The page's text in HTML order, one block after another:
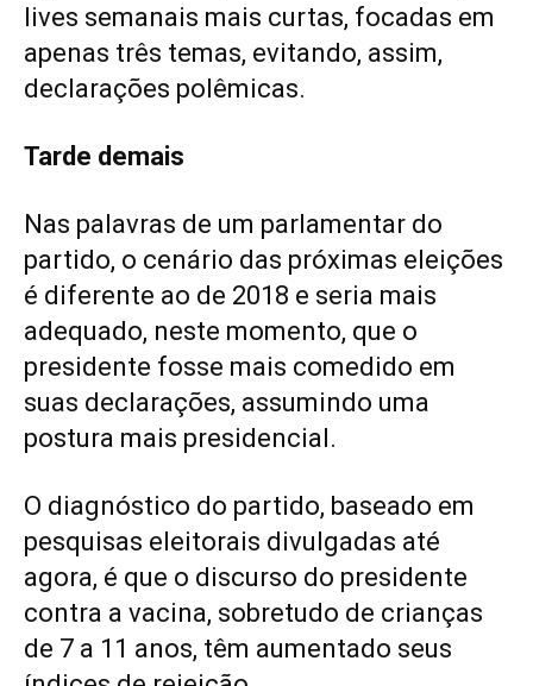
lives semanais mais curtas, focadas em
apenas três temas, evitando, assim,
declarações polêmicas.
Tarde demais
Nas palavras de um parlamentar do
partido, o cenário das próximas eleições
é diferente ao de 2018 e seria mais
adequado, neste momento, que o
presidente fosse mais comedido em
suas declarações, assumindo uma
postura mais presidencial.
O diagnóstico do partido, baseado em
pesquisas eleitorais divulgadas até
agora, é que o discurso do presidente
contra a vacina, sobretudo de crianças
de 7 a 11 anos, têm aumentado seus